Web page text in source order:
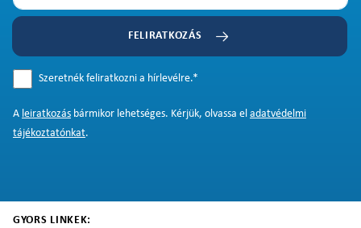
FELIRATKOZÁS
Szeretnék feliratkozni a hírlevélre.*
A leiratkozás bármikor lehetséges. Kérjük, olvassa el adatvédelmi
tájékoztatónkat.
GYORS LINKEK: